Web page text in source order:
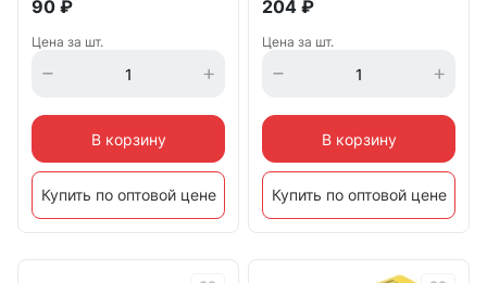
90 ₽
Цена за шт.
В корзину
Купить по оптовой цене
204 ₽
Цена за шт.
В корзину
Купить по оптовой цене